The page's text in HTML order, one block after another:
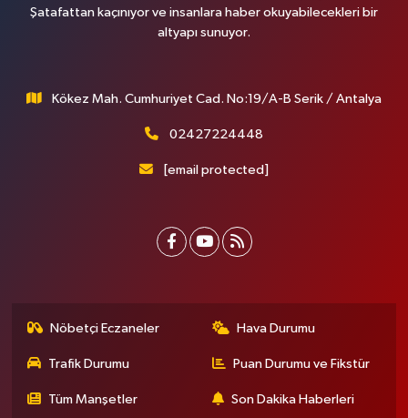
Şatafattan kaçınıyor ve insanlara haber okuyabilecekleri bir
altyapı sunuyor.
Kökez Mah. Cumhuriyet Cad. No:19/A-B Serik / Antalya
02427224448
[email protected]
Nöbetçi Eczaneler Hava Durumu
Trafik Durumu Puan Durumu ve Fikstür
Tüm Manşetler Son Dakika Haberleri